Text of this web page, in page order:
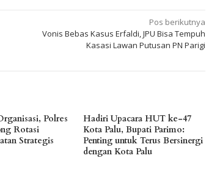
Pos berikutnya
Vonis Bebas Kasus Erfaldi, JPU Bisa Tempuh
Kasasi Lawan Putusan PN Parigi
Polres
Rotasi
Strategis
Hadiri Upacara HUT ke-47
Kota Palu, Bupati Parimo:
Penting untuk Terus Bersinergi
dengan Kota Palu